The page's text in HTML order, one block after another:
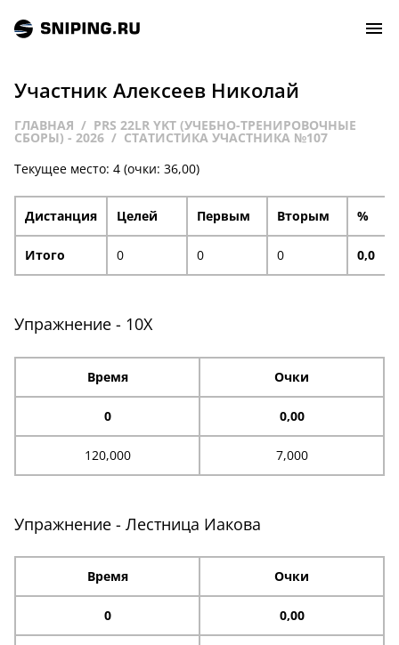
РЕЙТИНГ
ТИРЫ И СТРЕЛЬБИЩА
СТАТЬИ
О НАС
Участник Алексеев Николай
ГЛАВНАЯ PRS 22LR YKT (УЧЕБНО-ТРЕНИРОВОЧНЫЕ
СБОРЫ) - 2026
СТАТИСТИКА УЧАСТНИКА №107
Текущее место: 4 (очки: 36,00)
Дистанция Целей Первым Вторым %
Итого 0 0 0 0,0
Упражнение - 10X
Время Очки
0 0,00
120,000 7,000
Упражнение - Лестница Иакова
Время Очки
0 0,00